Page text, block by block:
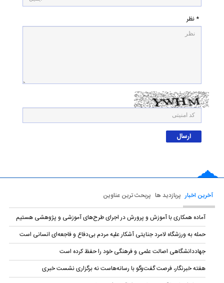
* نظر
آخرین اخبار پربازدید ها پربحث ترین عناوین
آماده همکاری با آموزش و پرورش در اجرای طرح‌های آموزشی و پژوهشی هستیم
حمله به ورزشگاه لامرد جنایتی آشکار علیه مردم بی‌دفاع و فاجعه‌ای انسانی است
جهاددانشگاهی اصالت علمی و فرهنگی خود را حفظ کرده است
هفته خبرنگار، فرصت گفت‌وگو با رسانه‌هاست نه برگزاری نشست خبری